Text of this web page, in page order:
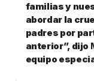
familias y
abordar la
padres por
anterior”, dijo
equipo